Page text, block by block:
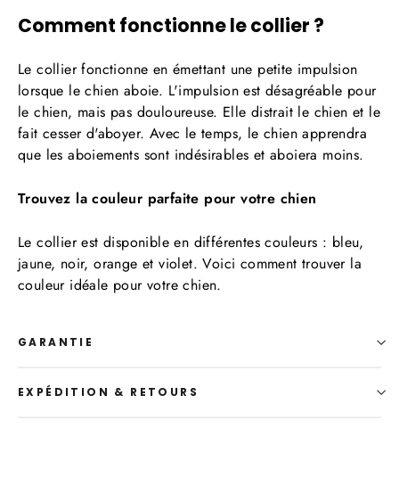
Comment fonctionne le collier ?
Le collier fonctionne en émettant une petite impulsion
lorsque le chien aboie. L'impulsion est désagréable pour
le chien, mais pas douloureuse. Elle distrait le chien et le
fait cesser d'aboyer. Avec le temps, le chien apprendra
que les aboiements sont indésirables et aboiera moins.
Trouvez la couleur parfaite pour votre chien
Le collier est disponible en différentes couleurs : bleu,
jaune, noir, orange et violet. Voici comment trouver la
couleur idéale pour votre chien.
GARANTIE
EXPÉDITION & RETOURS